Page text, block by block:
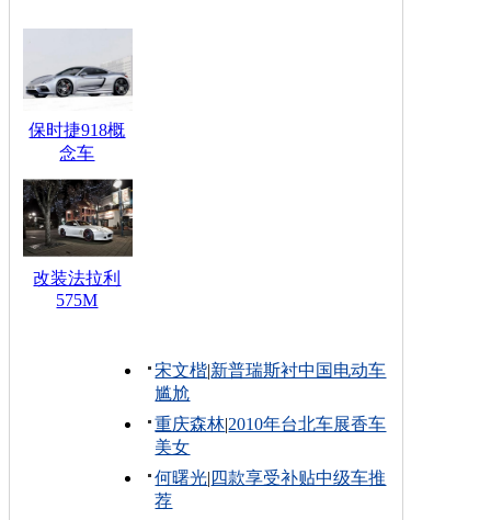
保时捷918概
念车
改装法拉利
575M
宋文楷|新普瑞斯衬中国电动车
尴尬
重庆森林|2010年台北车展香车
美女
何曙光| 四款享受补贴中级车推
荐